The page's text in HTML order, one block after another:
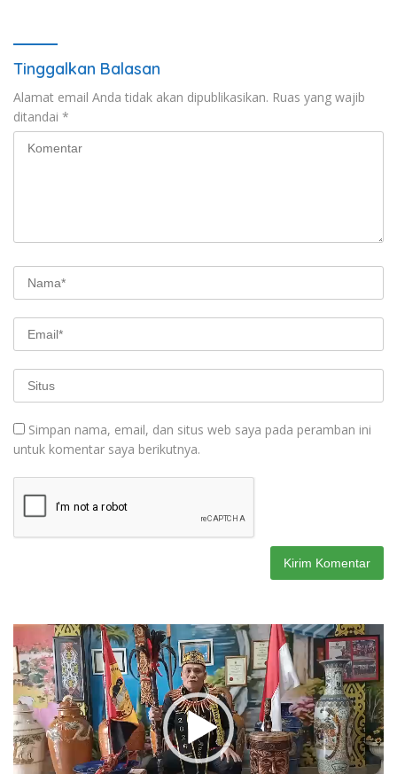
Tinggalkan Balasan
Alamat email Anda tidak akan dipublikasikan. Ruas yang wajib
ditandai *
Simpan nama, email, dan situs web saya pada peramban ini
untuk komentar saya berikutnya.
Pemutar
Video